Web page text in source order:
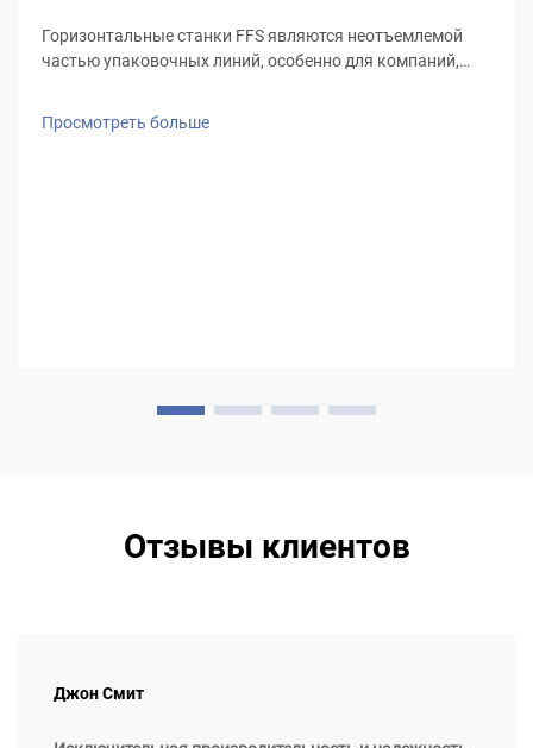
Горизонтальные станки FFS являются неотъемлемой
частью упаковочных линий, особенно для компаний,
стабильность процесса. Обладая более чем 25-летним
опытом, компания HIGH EASY MACHINERY — один из
Просмотреть больше
Отзывы клиентов
Джон Смит